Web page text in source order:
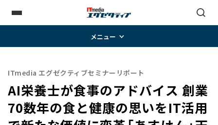
メニュー
ITmedia エグゼクティブセミナーリポート
AI栄養士が食事のアドバイス 創業
70数年の食と健康の思いをIT活用